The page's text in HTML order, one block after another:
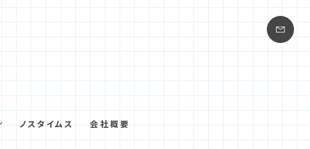
ノスタイムス 会社概要